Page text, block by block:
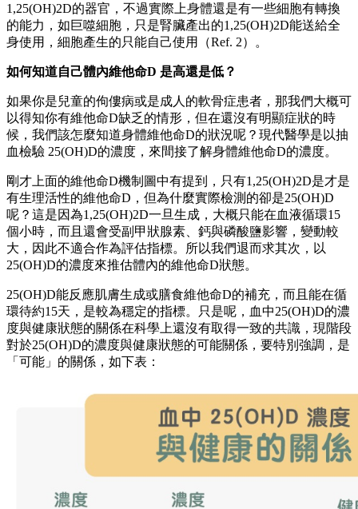
1,25(OH)2D的器官，不過實際上身體還是有一些細胞有轉換
的能力，如巨噬細胞，只是腎臟產出的1,25(OH)2D能送給全
身使用，細胞產生的只能自己使用（Ref. 2）。
如何知道自己體內維他命D 是高還是低？
如果你是兒童的佝僂病或是成人的軟骨症患者，那我們大概可
以得知你有維他命D缺乏的情形，但在還沒有明顯症狀的時
候，我們該怎麼知道身體維他命D的狀況呢？現代醫學是以抽
血檢驗 25(OH)D的濃度，來間接了解身體維他命D的濃度。
剛才上面的維他命D機制圖中有提到，只有1,25(OH)2D是才是
有生理活性的維他命D，但為什麼實際檢測的卻是25(OH)D
呢？這是因為1,25(OH)2D一旦生成，大概只能在血液循環15
個小時，而且還會受副甲狀腺素、鈣與磷酸鹽影響，變動較
大，因此不適合作為評估指標。所以我們退而求其次，以
25(OH)D的濃度來推估體內的維他命D狀態。
25(OH)D能反應肌膚生成或膳食維他命D的補充，而且能在循
環待約15天，是較為穩定的指標。只是呢，血中25(OH)D的濃
度與健康狀態的關係在科學上還沒有取得一致的共識，現階段
對於25(OH)D的濃度與健康狀態的可能關係，要特別強調，是
「可能」的關係，如下表：